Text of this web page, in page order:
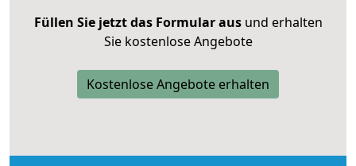
Füllen Sie jetzt das Formular ausund erhalten
Sie kostenlose Angebote
Kostenlose Angebote erhalten